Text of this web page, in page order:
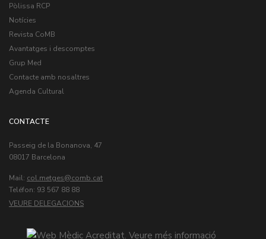
Pòlissa RCP
Notícies
Revista CoMB
Avantatges i descomptes
Grup Med
Contacte amb nosaltres
Agenda Cultural
CONTACTE
Passeig de la Bonanova, 47
08017 Barcelona
Mail: col.metges
Teléfon: 93 567 88 88
VEURE DELEGACIONS